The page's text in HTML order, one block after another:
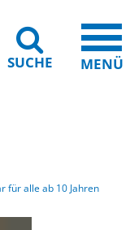
SUCHE MENÜ
für alle ab 10 Jahren